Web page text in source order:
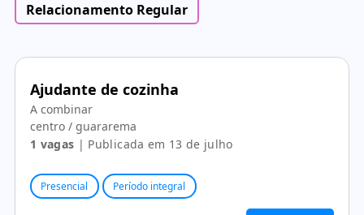
Relacionamento Regular
Ajudante de cozinha
A combinar
centro / guararema
1 vagas | Publicada em 13 de julho
Presencial Período integral